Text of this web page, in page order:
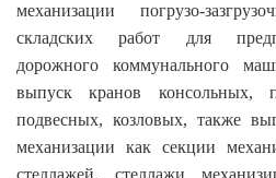
механизации погрузо-
складских работ для
дорожного коммунального
выпуск кранов консольных,
подвесных, козловых, также
механизации как секции